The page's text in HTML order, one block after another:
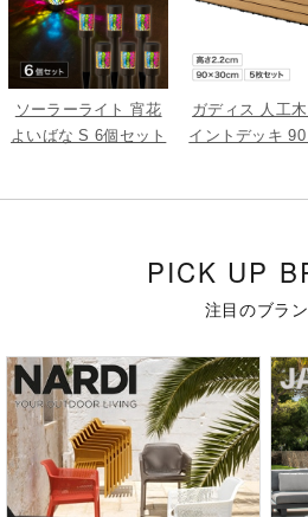
ソーラーライト 宵花
よいばな S 6個セット
ガディス 人工木
イントデッキ 90
PICK UP
注目のブラ